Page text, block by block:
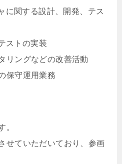
に関する設計、開発、テス
ストの実装
リングなどの改善活動
保守運用業務
。
せていただいており、参画